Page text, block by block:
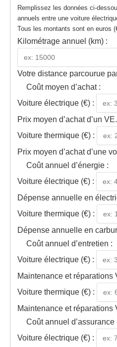
Remplissez les données ci-
annuels entre une voiture
Tous les montants sont en euros
Kilométrage annuel (km) :
Votre distance parcourue
Coût moyen d’achat :
Voiture électrique (€) :
Prix moyen d’achat d’un VE.
Voiture thermique (€) :
Prix moyen d’achat d’une
Coût annuel d’énergie :
Voiture électrique (€) :
Dépense annuelle en
Voiture thermique (€) :
Dépense annuelle en
Coût annuel d’entretien :
Voiture électrique (€) :
Maintenance et réparations
Voiture thermique (€) :
Maintenance et réparations
Coût annuel d’assurance
Voiture électrique (€) :